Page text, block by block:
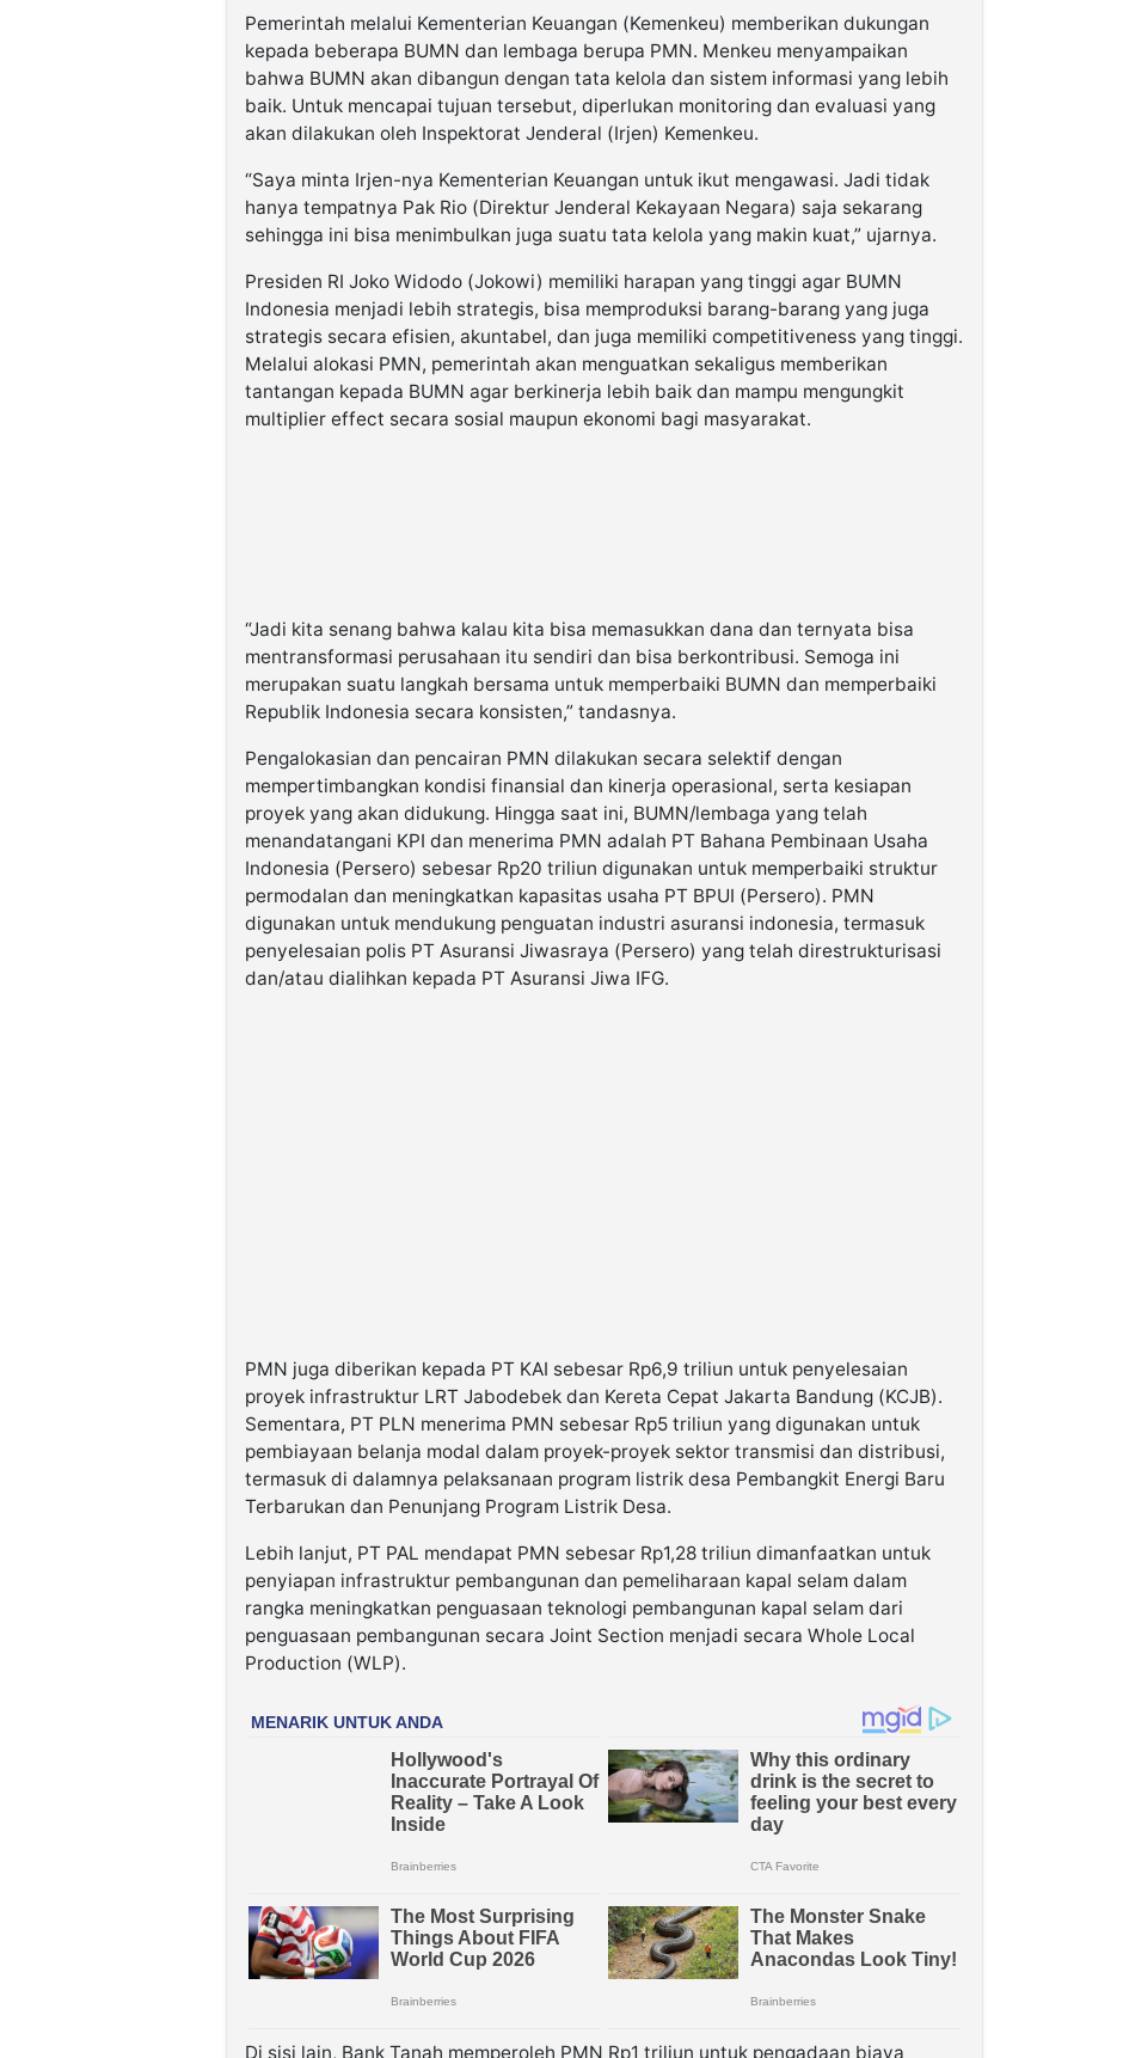
Pemerintah melalui Kementerian Keuangan (Kemenkeu) memberikan dukungan
kepada beberapa BUMN dan lembaga berupa PMN. Menkeu menyampaikan
bahwa BUMN akan dibangun dengan tata kelola dan sistem informasi yang lebih
baik. Untuk mencapai tujuan tersebut, diperlukan monitoring dan evaluasi yang
akan dilakukan oleh Inspektorat Jenderal (Irjen) Kemenkeu.
“Saya minta Irjen-nya Kementerian Keuangan untuk ikut mengawasi. Jadi tidak
hanya tempatnya Pak Rio (Direktur Jenderal Kekayaan Negara) saja sekarang
sehingga ini bisa menimbulkan juga suatu tata kelola yang makin kuat,” ujarnya.
Presiden RI Joko Widodo (Jokowi) memiliki harapan yang tinggi agar BUMN
Indonesia menjadi lebih strategis, bisa memproduksi barang-barang yang juga
strategis secara efisien, akuntabel, dan juga memiliki competitiveness yang tinggi.
Melalui alokasi PMN, pemerintah akan menguatkan sekaligus memberikan
tantangan kepada BUMN agar berkinerja lebih baik dan mampu mengungkit
multiplier effect secara sosial maupun ekonomi bagi masyarakat.
“Jadi kita senang bahwa kalau kita bisa memasukkan dana dan ternyata bisa
mentransformasi perusahaan itu sendiri dan bisa berkontribusi. Semoga ini
merupakan suatu langkah bersama untuk memperbaiki BUMN dan memperbaiki
Republik Indonesia secara konsisten,” tandasnya.
Pengalokasian dan pencairan PMN dilakukan secara selektif dengan
mempertimbangkan kondisi finansial dan kinerja operasional, serta kesiapan
proyek yang akan didukung. Hingga saat ini, BUMN/lembaga yang telah
menandatangani KPI dan menerima PMN adalah PT Bahana Pembinaan Usaha
Indonesia (Persero) sebesar Rp20 triliun digunakan untuk memperbaiki struktur
permodalan dan meningkatkan kapasitas usaha PT BPUI (Persero). PMN
digunakan untuk mendukung penguatan industri asuransi indonesia, termasuk
penyelesaian polis PT Asuransi Jiwasraya (Persero) yang telah direstrukturisasi
dan/atau dialihkan kepada PT Asuransi Jiwa IFG.
PMN juga diberikan kepada PT KAI sebesar Rp6,9 triliun untuk penyelesaian
proyek infrastruktur LRT Jabodebek dan Kereta Cepat Jakarta Bandung (KCJB).
Sementara, PT PLN menerima PMN sebesar Rp5 triliun yang digunakan untuk
pembiayaan belanja modal dalam proyek-proyek sektor transmisi dan distribusi,
termasuk di dalamnya pelaksanaan program listrik desa Pembangkit Energi Baru
Terbarukan dan Penunjang Program Listrik Desa.
Lebih lanjut, PT PAL mendapat PMN sebesar Rp1,28 triliun dimanfaatkan untuk
penyiapan infrastruktur pembangunan dan pemeliharaan kapal selam dalam
rangka meningkatkan penguasaan teknologi pembangunan kapal selam dari
penguasaan pembangunan secara Joint Section menjadi secara Whole Local
Production (WLP).
Di sisi lain, Bank Tanah memperoleh PMN Rp1 triliun untuk pengadaan biaya